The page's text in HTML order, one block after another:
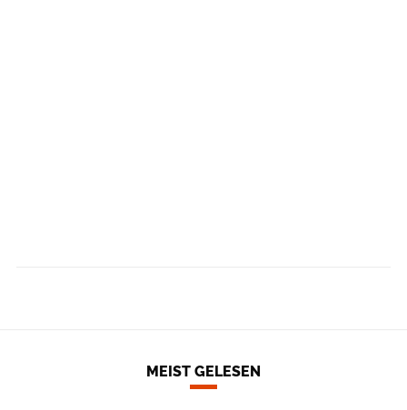
MEIST GELESEN